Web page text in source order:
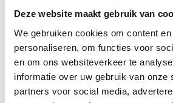
Deze website maakt gebruik van
We gebruiken cookies om content
personaliseren, om functies voor
en om ons websiteverkeer te
informatie over uw gebruik van onze
partners voor social media,
Het systeem optimaliseert
verliest de finish uit het oog.
Tijd voor keuzes: maak doorgroei
De boodschap van het AWTI
doorgroei en maatschappelijke